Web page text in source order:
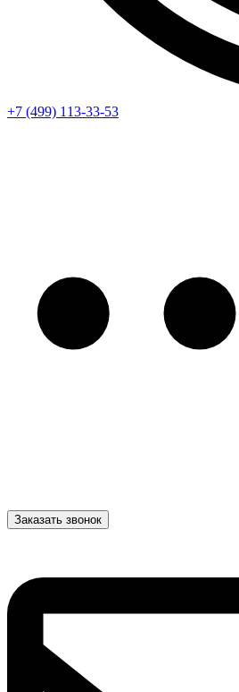
+7 (499) 113-33-53
Заказать звонок